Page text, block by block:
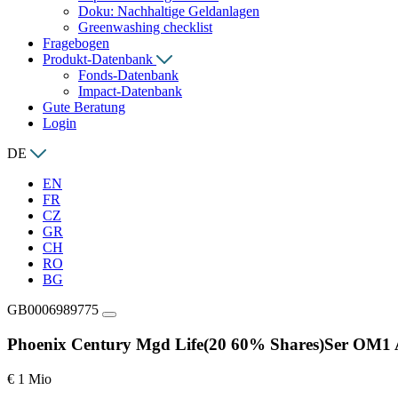
Doku: Nachhaltige Geldanlagen
Greenwashing checklist
Fragebogen
Produkt-Datenbank
Fonds-Datenbank
Impact-Datenbank
Gute Beratung
Login
DE
EN
FR
CZ
GR
CH
RO
BG
GB0006989775
Phoenix Century Mgd Life(20 60% Shares)Ser OM1
€ 1 Mio